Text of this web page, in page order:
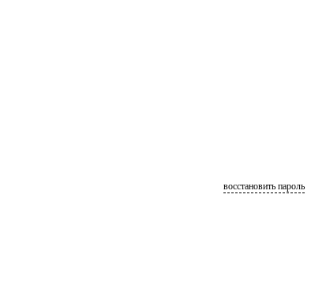
восстановить пароль